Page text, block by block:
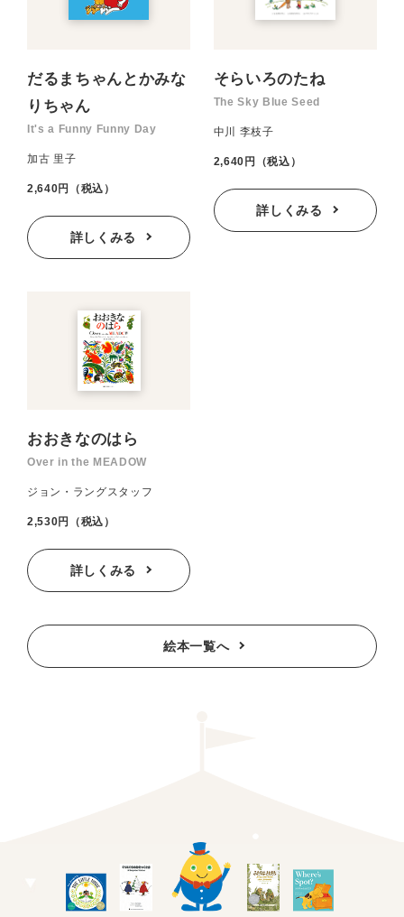
だるまちゃんとかみな
りちゃん
It's a Funny Funny Day
加古 里子
2,640円（税込）
詳しくみる
そらいろのたね
The Sky Blue Seed
中川 李枝子
2,640円（税込）
詳しくみる
おおきなのはら
Over in the MEADOW
ジョン・ラングスタッフ
2,530円（税込）
詳しくみる
絵本一覧へ